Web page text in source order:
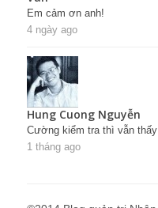
Em cảm ơn anh!
4 ngày ago
Hung Cuong Nguyễn
Cường kiểm tra thì vẫn thấy
1 tháng ago